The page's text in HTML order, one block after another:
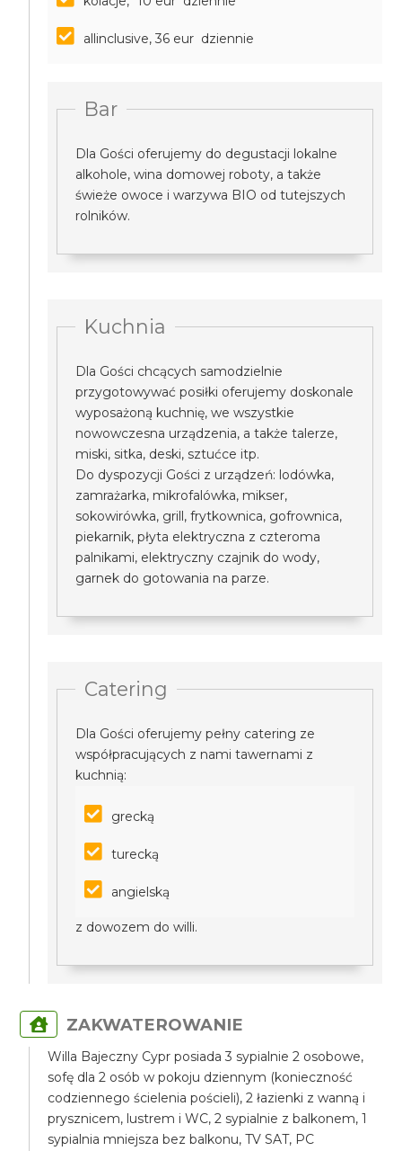
allinclusive, 36 eur dziennie
Bar
Dla Gości oferujemy do degustacji lokalne
alkohole, wina domowej roboty, a także
świeże owoce i warzywa BIO od tutejszych
rolników.
Kuchnia
Dla Gości chcących samodzielnie
przygotowywać posiłki oferujemy doskonale
wyposażoną kuchnię, we wszystkie
nowowczesna urządzenia, a także talerze,
miski, sitka, deski, sztućce itp.
Do dyspozycji Gości z urządzeń: lodówka,
zamrażarka, mikrofalówka, mikser,
sokowirówka, grill, frytkownica, gofrownica,
piekarnik, płyta elektryczna z czteroma
palnikami, elektryczny czajnik do wody,
garnek do gotowania na parze.
Catering
Dla Gości oferujemy pełny catering ze
współpracujących z nami tawernami z
kuchnią:
grecką
turecką
angielską
z dowozem do willi.
ZAKWATEROWANIE
Willa Bajeczny Cypr posiada 3 sypialnie 2 osobowe,
sofę dla 2 osób w pokoju dziennym (konieczność
codziennego ścielenia pościeli), 2 łazienki z wanną i
prysznicem, lustrem i WC, 2 sypialnie z balkonem, 1
sypialnia mniejsza bez balkonu, TV SAT, PC